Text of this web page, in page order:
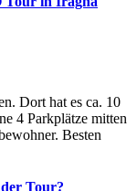
Dort hat es ca. 10
4 Parkplätze mitten
Besten
Tour?